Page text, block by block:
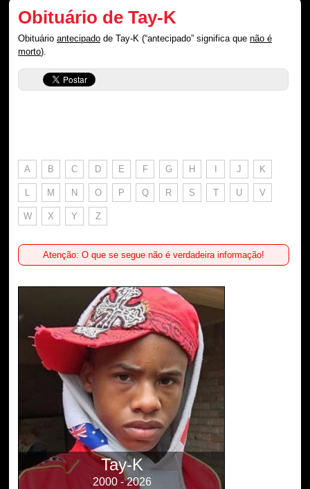
Obituário de Tay-K
Obituárioantecipado de Tay-K (“antecipado” significa quenão é
morto).
A B C D E F G H I J K
L M N O P Q R S T U V
W X Y Z
Atenção: O que se segue não é verdadeira informação!
Tay-K
2000 - 2026